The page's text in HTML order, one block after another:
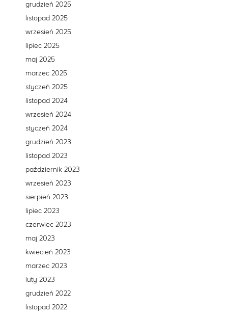
grudzień 2025
listopad 2025
wrzesień 2025
lipiec 2025
maj 2025
marzec 2025
styczeń 2025
listopad 2024
wrzesień 2024
styczeń 2024
grudzień 2023
listopad 2023
październik 2023
wrzesień 2023
sierpień 2023
lipiec 2023
czerwiec 2023
maj 2023
kwiecień 2023
marzec 2023
luty 2023
grudzień 2022
listopad 2022